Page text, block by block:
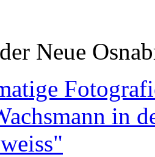
Neue
in